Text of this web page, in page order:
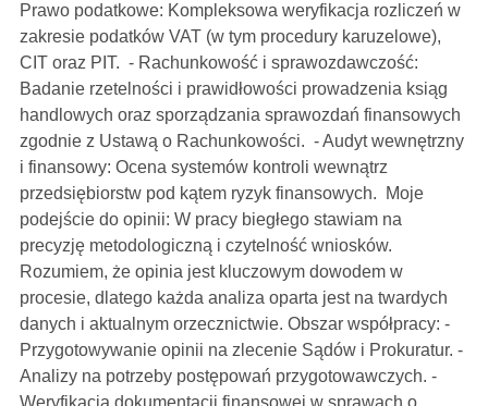
Prawo podatkowe: Kompleksowa weryfikacja rozliczeń w
zakresie podatków VAT (w tym procedury karuzelowe),
CIT oraz PIT. - Rachunkowość i sprawozdawczość:
Badanie rzetelności i prawidłowości prowadzenia ksiąg
handlowych oraz sporządzania sprawozdań finansowych
zgodnie z Ustawą o Rachunkowości. - Audyt wewnętrzny
i finansowy: Ocena systemów kontroli wewnątrz
przedsiębiorstw pod kątem ryzyk finansowych. Moje
podejście do opinii: W pracy biegłego stawiam na
precyzję metodologiczną i czytelność wniosków.
Rozumiem, że opinia jest kluczowym dowodem w
procesie, dlatego każda analiza oparta jest na twardych
danych i aktualnym orzecznictwie. Obszar współpracy: -
Przygotowywanie opinii na zlecenie Sądów i Prokuratur. -
Analizy na potrzeby postępowań przygotowawczych. -
Weryfikacja dokumentacji finansowej w sprawach o